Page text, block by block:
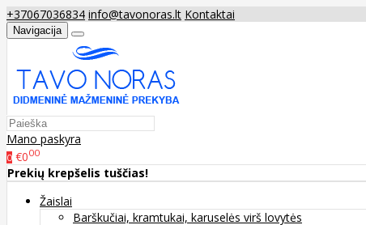
+37067036834 info@tavonoras.lt Kontaktai
Navigacija
Mano paskyra
0 €000
Prekių krepšelis tuščias!
Žaislai
Barškučiai, kramtukai, karuselės virš lovytės